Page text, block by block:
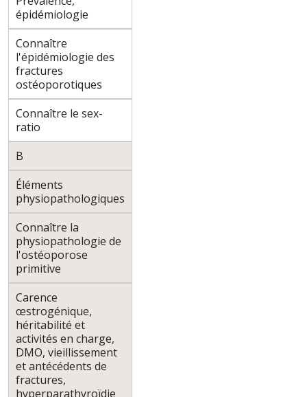
épidémiologie
Connaître
l'épidémiologie des
fractures
ostéoporotiques
Connaître le sex-
ratio
B
Éléments
physiopathologiques
Connaître la
physiopathologie de
l'ostéoporose
primitive
Carence
œstrogénique,
héritabilité et
activités en charge,
DMO, vieillissement
et antécédents de
fractures,
hyperparathyroïdie